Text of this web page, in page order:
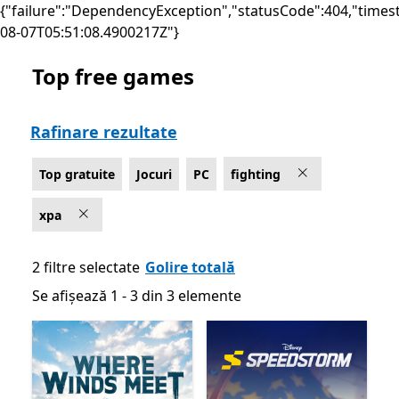
08-07T05:51:08.4900217Z"}
Listare Microsoft.com
Top free games
Rafinare rezultate
Top gratuite Jocuri PC fighting
xpa
2 filtre selectate Golire totală
Se afișează 1 - 3 din 3 elemente
Se afișează 1 - 3 din 3 elemente